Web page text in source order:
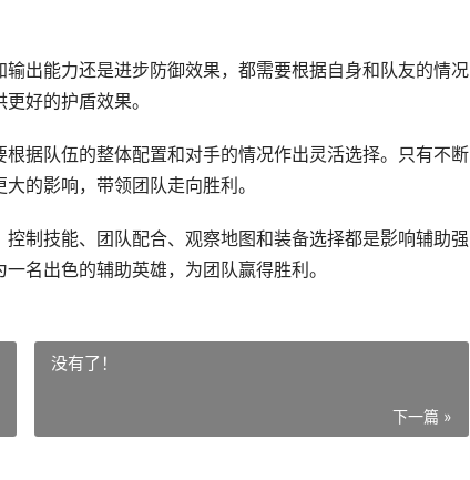
出能力还是进步防御效果，都需要根据自身和队友的情况
好的护盾效果。
据队伍的整体配置和对手的情况作出灵活选择。只有不断
的影响，带领团队走向胜利。
制技能、团队配合、观察地图和装备选择都是影响辅助强
名出色的辅助英雄，为团队赢得胜利。
没有了！
下一篇 »